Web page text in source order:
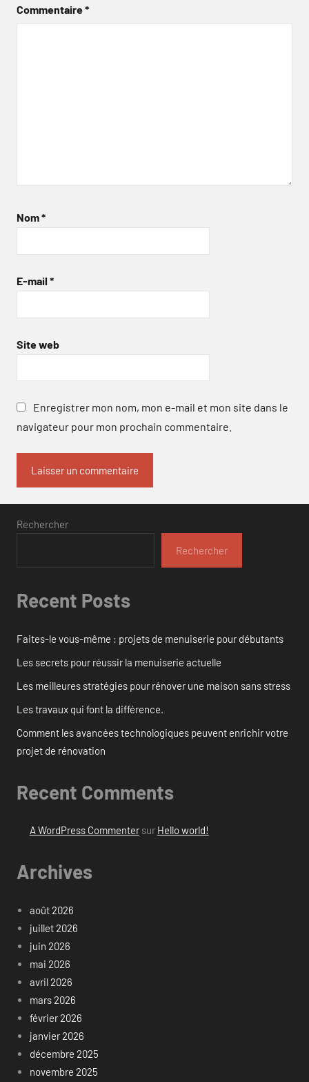
Commentaire*
Nom*
E-mail *
Site web
Enregistrer mon nom, mon e-mail et mon site dans le
navigateur pour mon prochain commentaire.
Rechercher
Rechercher
Recent Posts
Faites-le vous-même : projets de menuiserie pour débutants
Les secrets pour réussir la menuiserie actuelle
Les meilleures stratégies pour rénover une maison sans stress
Les travaux qui font la différence.
Comment les avancées technologiques peuvent enrichir votre
projet de rénovation
Recent Comments
A WordPress Commentersur Hello world!
Archives
août 2026
juillet 2026
juin 2026
mai 2026
avril 2026
mars 2026
février 2026
janvier 2026
décembre 2025
novembre 2025